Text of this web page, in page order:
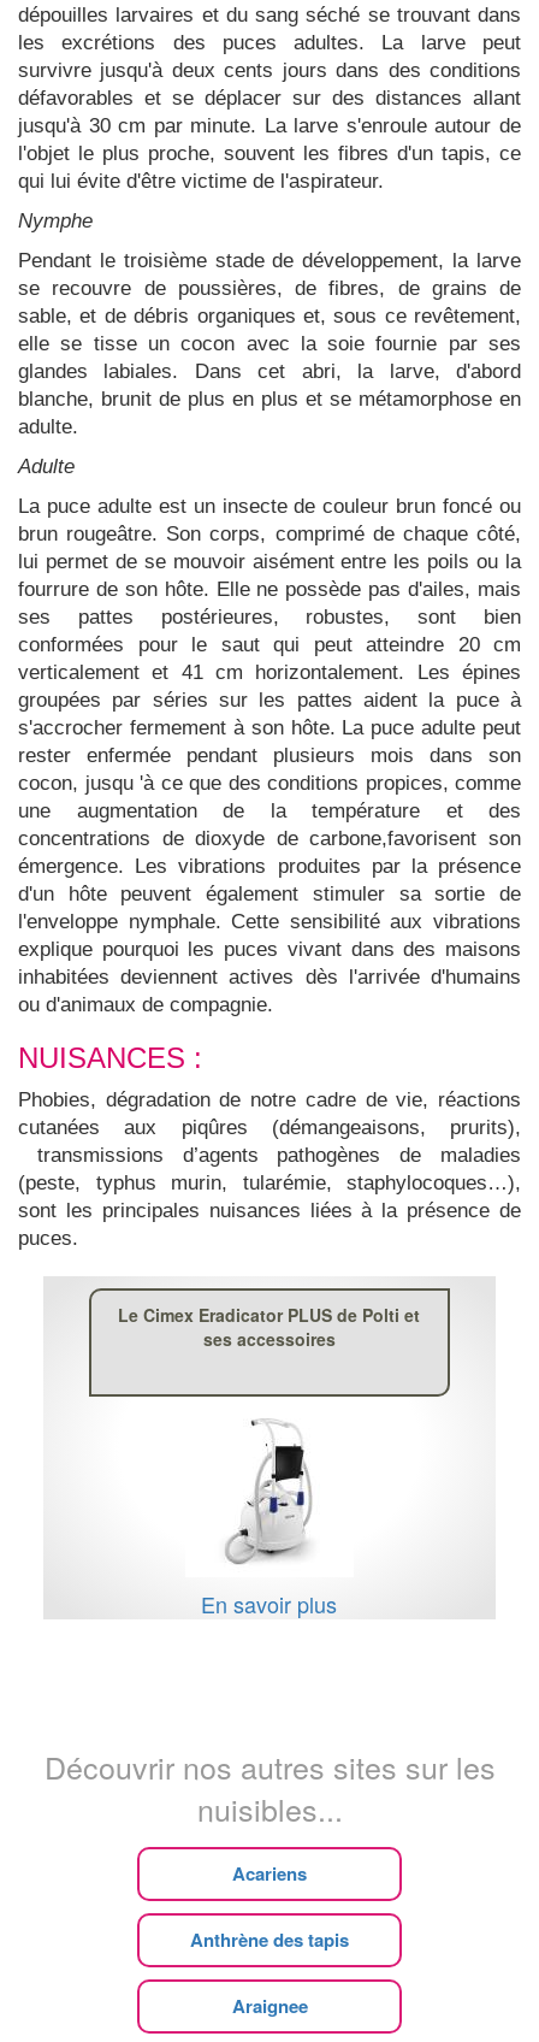
dépouilles larvaires et du sang séché se trouvant dans
les excrétions des puces adultes. La larve peut
survivre jusqu'à deux cents jours dans des conditions
défavorables et se déplacer sur des distances allant
jusqu'à 30 cm par minute. La larve s'enroule autour de
l'objet le plus proche, souvent les fibres d'un tapis, ce
qui lui évite d'être victime de l'aspirateur.
Nymphe
Pendant le troisième stade de développement, la larve
se recouvre de poussières, de fibres, de grains de
sable, et de débris organiques et, sous ce revêtement,
elle se tisse un cocon avec la soie fournie par ses
glandes labiales. Dans cet abri, la larve, d'abord
blanche, brunit de plus en plus et se métamorphose en
adulte.
Adulte
La puce adulte est un insecte de couleur brun foncé ou
brun rougeâtre. Son corps, comprimé de chaque côté,
lui permet de se mouvoir aisément entre les poils ou la
fourrure de son hôte. Elle ne possède pas d'ailes, mais
ses pattes postérieures, robustes, sont bien
conformées pour le saut qui peut atteindre 20 cm
verticalement et 41 cm horizontalement. Les épines
groupées par séries sur les pattes aident la puce à
s'accrocher fermement à son hôte. La puce adulte peut
rester enfermée pendant plusieurs mois dans son
cocon, jusqu 'à ce que des conditions propices, comme
une augmentation de la température et des
concentrations de dioxyde de carbone,favorisent son
émergence. Les vibrations produites par la présence
d'un hôte peuvent également stimuler sa sortie de
l'enveloppe nymphale. Cette sensibilité aux vibrations
explique pourquoi les puces vivant dans des maisons
inhabitées deviennent actives dès l'arrivée d'humains
ou d'animaux de compagnie.
NUISANCES :
Phobies, dégradation de notre cadre de vie, réactions
cutanées aux piqûres (démangeaisons, prurits),
transmissions d’agents pathogènes de maladies
(peste, typhus murin, tularémie, staphylocoques…),
sont les principales nuisances liées à la présence de
puces.
Le Cimex Eradicator PLUS de Polti et
ses accessoires
En savoir plus
Découvrir nos autres sites sur les
nuisibles...
Acariens
Anthrène des tapis
Araignee